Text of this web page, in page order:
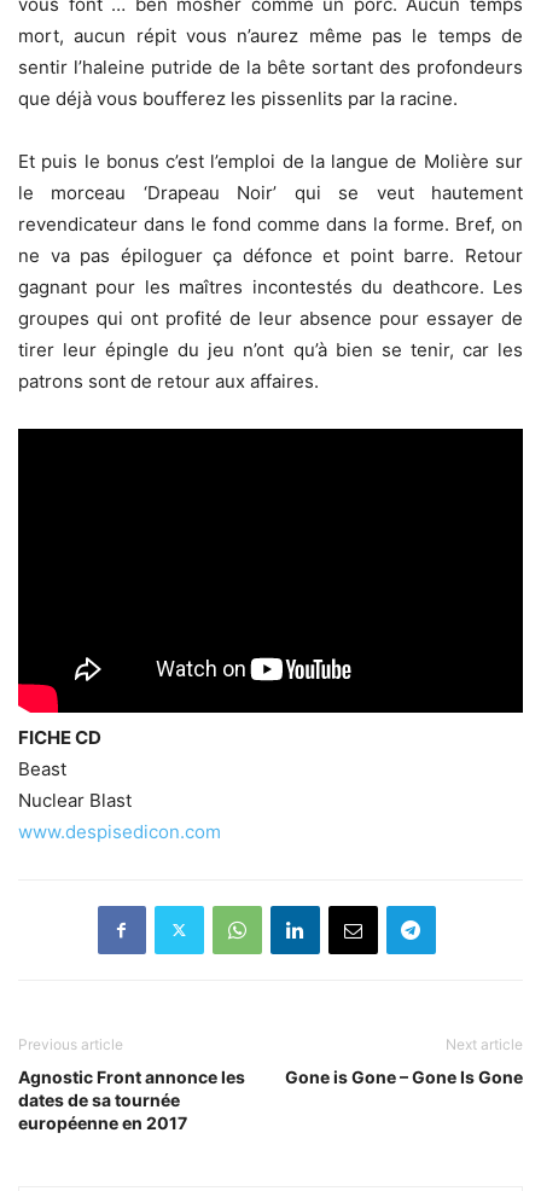
mort, aucun répit vous n’aurez même pas le temps de
sentir l’haleine putride de la bête sortant des profondeurs
que déjà vous boufferez les pissenlits par la racine.
Et puis le bonus c’est l’emploi de la langue de Molière sur
le morceau ‘Drapeau Noir’ qui se veut hautement
revendicateur dans le fond comme dans la forme. Bref, on
ne va pas épiloguer ça défonce et point barre. Retour
gagnant pour les maîtres incontestés du deathcore. Les
groupes qui ont profité de leur absence pour essayer de
tirer leur épingle du jeu n’ont qu’à bien se tenir, car les
patrons sont de retour aux affaires.
FICHE CD
Beast
Nuclear Blast
www.despisedicon.com
Previous article
Agnostic Front annonce les
dates de sa tournée
européenne en 2017
Next article
Gone is Gone – Gone Is Gone